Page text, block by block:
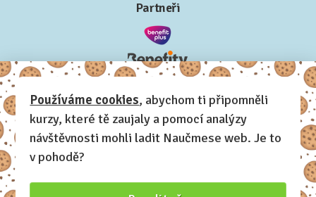
Partneři
Používáme cookies, abychom ti připomněli
kurzy, které tě zaujaly a pomocí analýzy
návštěvnosti mohli ladit Naučmese web. Je to
v pohodě?